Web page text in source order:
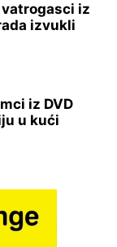
iz
izvukli
iz DVD
u kući